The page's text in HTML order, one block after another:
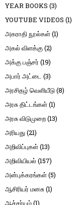
YEAR BOOKS (3)
YOUTUBE VIDEOS (1)
அகராதி நூல்கள்(1)
அகல் விளக்கு(2)
அக்கு பஞ்சர் (19)
அபார் அட்டை (3)
அரசிதழ் வெளியீடு(8)
அரசு திட்டங்கள்(1)
அரசு விடுமுறை(13)
அரியது(21)
அறிவிப்புகள்(13)
அறிவியியல் (157)
அன்புக்கரங்கள்(5)
ஆசிரியர் மனசு(1)
ஆச்சர்யம்(1)